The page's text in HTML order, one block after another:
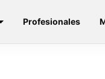
Profesionales